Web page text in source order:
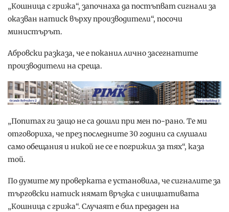
„Кошница с грижа“, започнаха да постъпват сигнали за
оказван натиск върху производители“, посочи
министърът.
Абровски разказа, че е поканил лично засегнатите
производители на среща.
„Попитах ги защо не са дошли при мен по-рано. Те ми
отговориха, че през последните 30 години са слушали
само обещания и никой не се е погрижил за тях“, каза
той.
По думите му проверката е установила, че сигналите за
търговски натиск нямат връзка с инициативата
„Кошница с грижа“. Случаят е бил предаден на